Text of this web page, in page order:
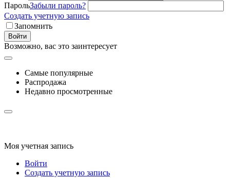
ПарольЗабыли пароль?
Создать учетную запись
Запомнить
Войти
Возможно, вас это заинтересует
Самые популярные
Распродажа
Недавно просмотренные
Моя учетная запись
Войти
Создать учетную запись